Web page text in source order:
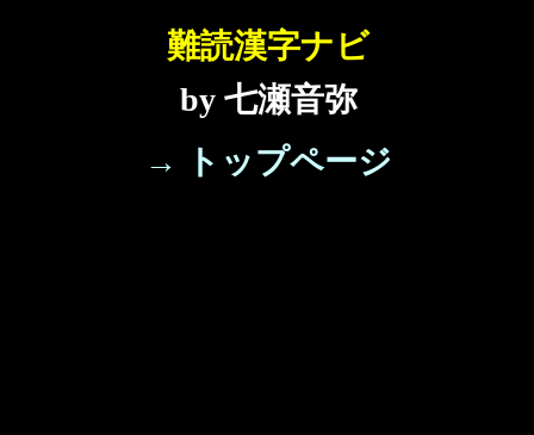
難読漢字ナビ
by 七瀬音弥
→ トップページ